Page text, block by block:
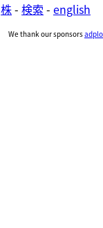
株- 検索 - english
We thank our sponsors